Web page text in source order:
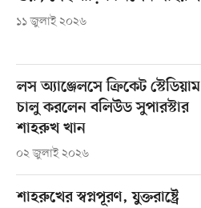
১১ জুলাই ২০২৬
লস অ্যাঞ্জেলসে ক্রিকেট স্টেডিয়াম
চালু করলেন বলিউড সুপারস্টার
শাহরুখ খান
০২ জুলাই ২০২৬
শাহরুখের স্বপ্নপূরণ, যুক্তরাষ্ট্রে